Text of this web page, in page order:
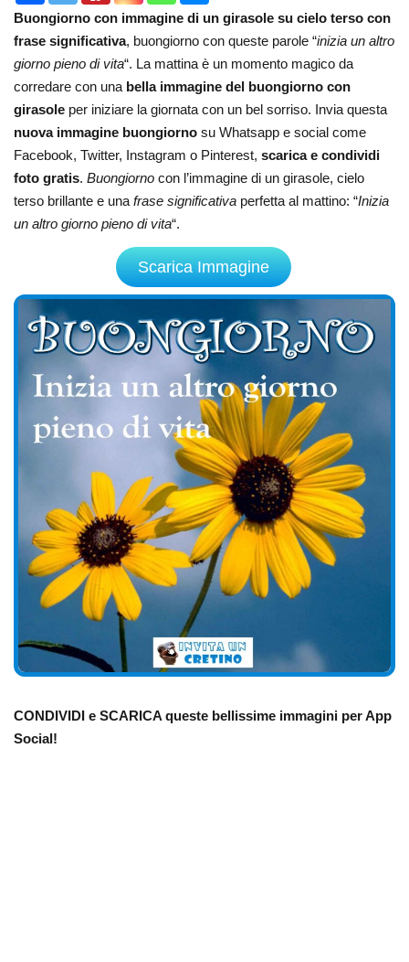
Buongiorno con immagine di un girasole su cielo terso con
frase significativa, buongiorno con queste parole “inizia un altro
giorno pieno di vita“. La mattina è un momento magico da
corredare con una bella immagine del buongiorno con
girasole per iniziare la giornata con un bel sorriso. Invia questa
nuova immagine buongiorno su Whatsapp e social come
Facebook, Twitter, Instagram o Pinterest, scarica e condividi
foto gratis. Buongiorno con l’immagine di un girasole, cielo
terso brillante e una frase significativa perfetta al mattino: “Inizia
un altro giorno pieno di vita“.
Scarica Immagine
CONDIVIDI e SCARICA queste bellissime immagini per App
Social!